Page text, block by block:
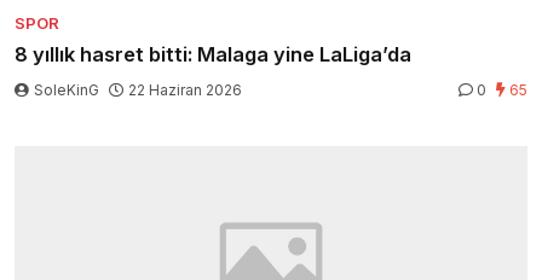
SPOR
8 yıllık hasret bitti: Malaga yine LaLiga’da
SoleKinG 22 Haziran 2026 0 65